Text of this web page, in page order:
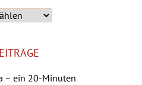
– ein 20-Minuten